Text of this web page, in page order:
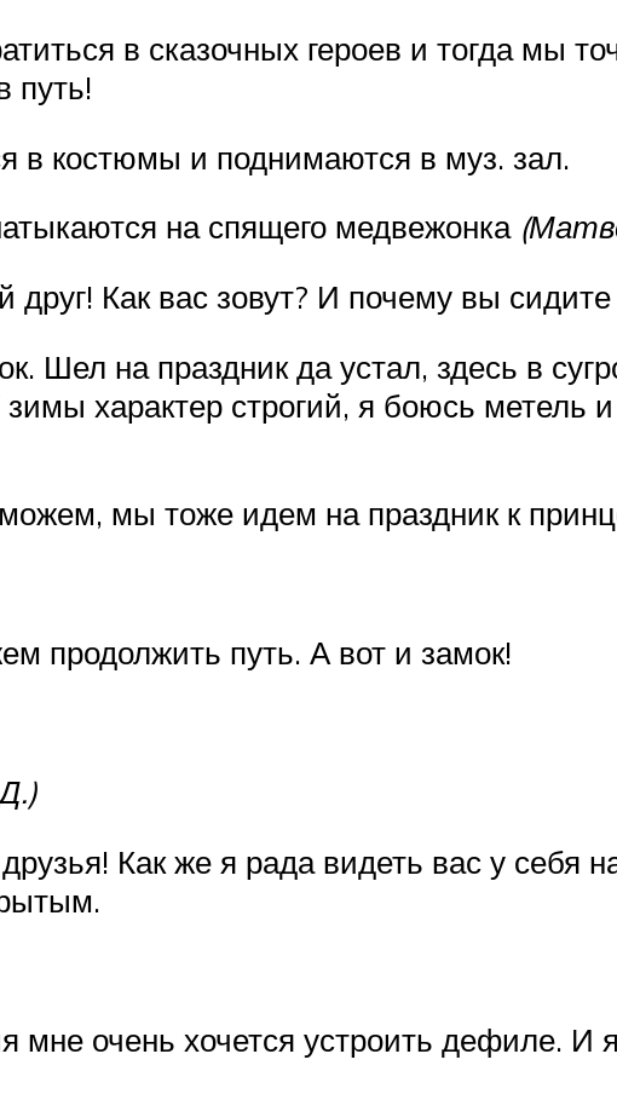
в сказочных героев и тогда мы
путь!
в костюмы и поднимаются в муз. зал.
на спящего медвежонка
Как вас зовут? И почему вы
Шел на праздник да устал, здесь в
зимы характер строгий, я боюсь метель
мы тоже идем на праздник к
продолжить путь. А вот и замок!
Как же я рада видеть вас у себя
мне очень хочется устроить дефиле.